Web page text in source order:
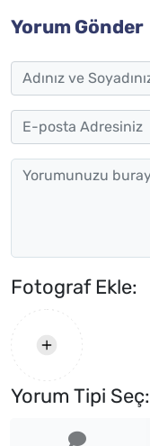
Yorum Gönder
Fotograf Ekle:
Yorum Tipi Seç: